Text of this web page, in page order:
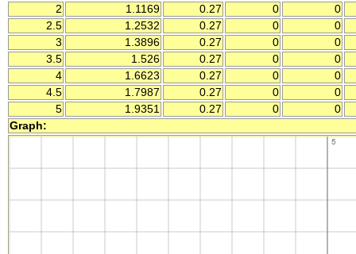
2
1.1169 0.27 0
0
2.5
1.2532 0.27 0
0
3
1.3896 0.27 0
0
3.5
1.526 0.27 0
0
4
1.6623 0.27 0
0
4.5
1.7987 0.27 0
0
5
1.9351 0.27 0
0
Graph: